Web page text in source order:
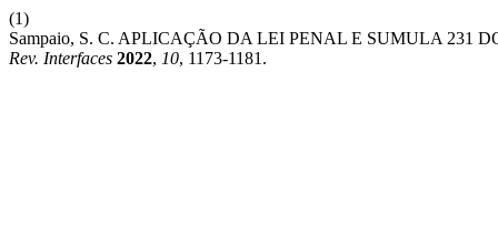
(1)
Sampaio, S. C. APLICAÇÃO DA LEI PENAL E SUMULA 231
Rev. Interfaces 2022, 10, 1173-1181.